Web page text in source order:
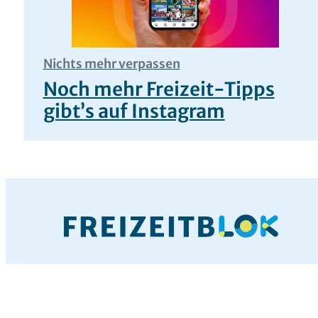
Nichts mehr verpassen
Noch mehr Freizeit-Tipps
gibt’s auf Instagram